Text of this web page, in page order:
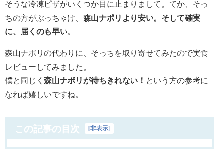
そうな冷凍ピザがいくつか目に止まりまして。てか、そっ
ちの方がぶっちゃけ、 森山ナポリより安い。そして確実
に、届くのも早い。
森山ナポリの代わりに、そっちを取り寄せてみたので実食
レビューしてみました。
僕と同じく 森山ナポリが待ちきれない！ という方の参考に
なれば嬉しいですね。
この記事の目次 非表示